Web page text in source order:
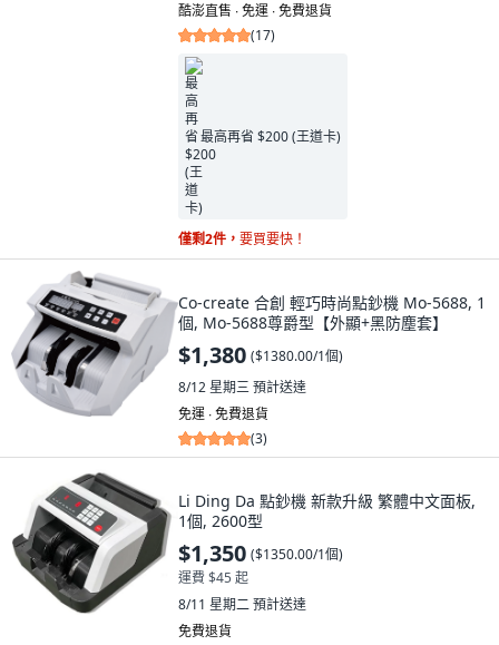
酷澎直售 ∙ 免運 ∙ 免費退貨
(17)
最高再省 $200 (王道卡)
僅剩2件， 要買要快！
Co-create 合創 輕巧時尚點鈔機 Mo-5688, 1
個, Mo-5688尊爵型【外顯+黑防塵套】
$1,380 ($1380.00/1個)
8/12 星期三預計送達
免運 ∙ 免費退貨
(3)
Li Ding Da 點鈔機 新款升級 繁體中文面板,
1個, 2600型
$1,350 ($1350.00/1個)
運費 $45 起
8/11 星期二預計送達
免費退貨